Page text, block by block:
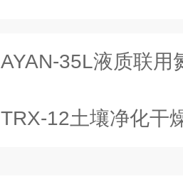
AYAN-35L液质联用
TRX-12土壤净化干